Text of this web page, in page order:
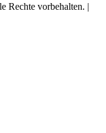
Rechte vorbehalten. |